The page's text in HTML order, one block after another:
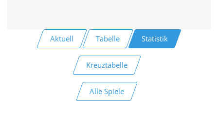
Aktuell Tabelle Statistik
Kreuztabelle
Alle Spiele